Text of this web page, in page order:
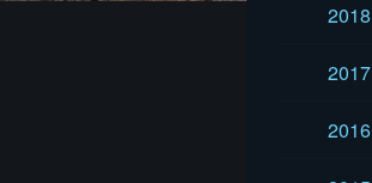
2018
2017
2016